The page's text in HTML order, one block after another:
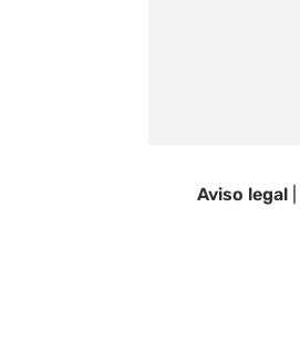
Aviso legal|